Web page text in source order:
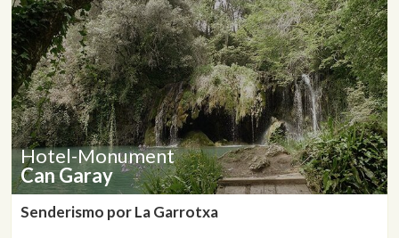
Hotel-Monument
Can Garay
Senderismo por La Garrotxa